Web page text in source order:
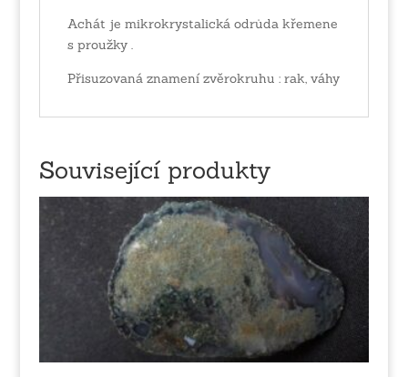
Achát je mikrokrystalická odrůda křemene
s proužky .
Přisuzovaná znamení zvěrokruhu : rak, váhy
Související produkty